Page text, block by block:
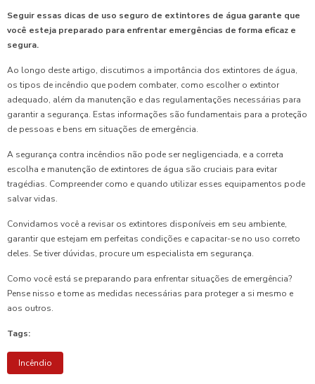
Seguir essas dicas de uso seguro de extintores de água garante que
você esteja preparado para enfrentar emergências de forma eficaz e
segura.
Ao longo deste artigo, discutimos a importância dos extintores de água,
os tipos de incêndio que podem combater, como escolher o extintor
adequado, além da manutenção e das regulamentações necessárias para
garantir a segurança. Estas informações são fundamentais para a proteção
de pessoas e bens em situações de emergência.
A segurança contra incêndios não pode ser negligenciada, e a correta
escolha e manutenção de extintores de água são cruciais para evitar
tragédias. Compreender como e quando utilizar esses equipamentos pode
salvar vidas.
Convidamos você a revisar os extintores disponíveis em seu ambiente,
garantir que estejam em perfeitas condições e capacitar-se no uso correto
deles. Se tiver dúvidas, procure um especialista em segurança.
Como você está se preparando para enfrentar situações de emergência?
Pense nisso e tome as medidas necessárias para proteger a si mesmo e
aos outros.
Tags:
Incêndio